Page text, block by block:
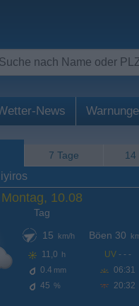
News
7 Tage 14
Montag, 10.08
Tag
15
km/h
11,0 h
0.4 mm
45 %
Böen 30
UV - - -
06:31
20:32